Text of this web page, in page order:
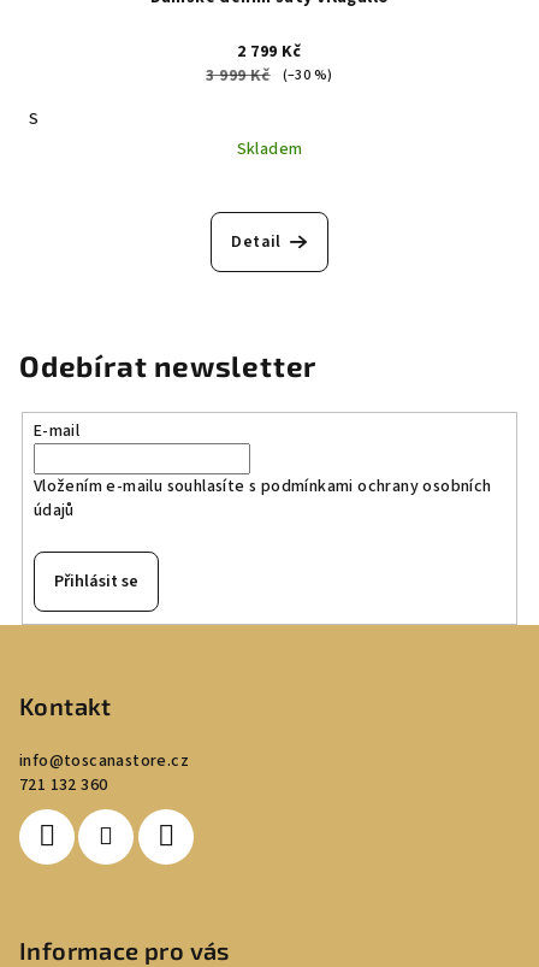
2 799 Kč
3 999 Kč
(–30 %)
S
Skladem
Detail
Odebírat newsletter
E-mail
Vložením e-mailu souhlasíte s podmínkami ochrany osobních
údajů
Přihlásit se
Kontakt
info@toscanastore.cz
721 132 360
Informace pro vás